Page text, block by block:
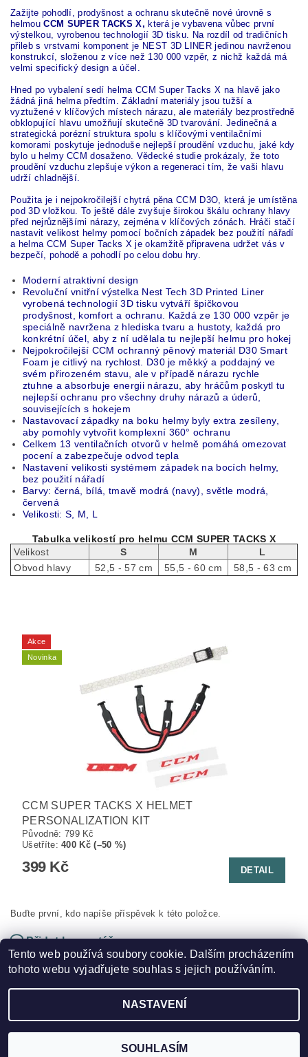
Zažijte pohodlí, prodyšnost a ochranu skutečně nové úrovně s
helmouCCM SUPER TACKS X, která je vybavena vůbec první
výstelkou, vyrobenou technologií 3D tisku. Na rozdíl od tradičních
přileb s vrstvami komponent je NEST 3D LINER jedinou navrženou
konstrukcí, složenou z více než 130 000 vzpěr, z nichž každá má
velmi specifický design a účel.
Hned po vybalení sedí helma CCM Super Tacks X na hlavě jako
žádná jiná helma předtím. Základní materiály jsou tužší a
vyztužené v klíčových místech nárazu, ale materiály bezprostředně
obklopující hlavu umožňují skutečně 3D tvarování. Jedinečná a
strategická porézní struktura spolu s klíčovými ventilačními
komorami poskytuje jednoduše nejlepší proudění vzduchu, jaké kdy
bylo u helmy CCM dosaženo. Vědecké studie prokázaly, že toto
proudění vzduchu zlepšuje výkon a regeneraci tím, že vaši hlavu
udrží chladnější.
Použita je i nejpokročilejší chytrá pěna CCM D3O, která je umístěna
pod 3D vložkou. To ještě dále zvyšuje širokou škálu ochrany hlavy
před nejrůznějšími nárazy, zejména v klíčových zónách. Hráči stačí
nastavit velikost helmy pomocí bočních západek bez použití nářadí
a helma CCM Super Tacks X je okamžitě připravena udržet vás v
bezpečí, pohodě a pohodlí po celou dobu hry.
Moderní atraktivní design
Revoluční vnitřní výstelka Nest Tech 3D Printed Liner
vyrobená technologií 3D tisku vytváří špičkovou
prodyšnost, komfort a ochranu. Každá ze 130 000 vzpěr je
speciálně navržena z hlediska tvaru a hustoty, každá pro
konkrétní účel, aby z ní udělala tu nejlepší helmu pro hokej
Nejpokročilejší CCM ochranný pěnový materiál D30 Smart
Foam je citlivý na rychlost. D30 je měkký a poddajný ve
svém přirozeném stavu, ale v případě nárazu rychle
ztuhne a absorbuje energii nárazu, aby hráčům poskytl tu
nejlepší ochranu pro všechny druhy nárazů a úderů,
souvisejících s hokejem
Nastavovací západky na boku helmy byly extra zesíleny,
aby pomohly vytvořit komplexní 360° ochranu
Celkem 13 ventilačních otvorů v helmě pomáhá omezovat
pocení a zabezpečuje odvod tepla
Nastavení velikosti systémem západek na bocích helmy,
bez použití nářadí
Barvy: černá, bílá, tmavě modrá (navy), světle modrá,
červená
Velikosti: S, M, L
Tabulka velikostí pro helmu CCM SUPER TACKS X
Velikost
S M
L
Obvod hlavy
52,5 - 57 cm 55,5 - 60 cm 58,5 - 63 cm
Akce
Novinka
CCM SUPER TACKS X HELMET
PERSONALIZATION KIT
Původně: 799 Kč
Ušetříte:400 Kč (–50 %)
399 Kč DETAIL
Buďte první, kdo napíše příspěvek k této položce.
Přidat komentář
2026 ©HOKEJSPORT.CZ, všechna práva vyhrazena
Vytvořil Shoptet
Tento web používá soubory cookie. Dalším procházením
tohoto webu vyjadřujete souhlas s jejich používáním.
NASTAVENÍ
SOUHLASÍM